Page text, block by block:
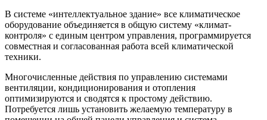
В системе «интеллектуальное здание» все климатическое
оборудование объединяется в общую систему «климат-
контроля» с единым центром управления, программируется
совместная и согласованная работа всей климатической
техники.
Многочисленные действия по управлению системами
вентиляции, кондиционирования и отопления
оптимизируются и сводятся к простому действию.
Потребуется лишь установить желаемую температуру в